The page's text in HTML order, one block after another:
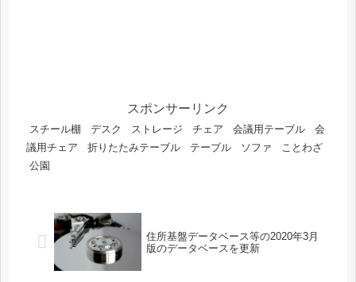
スポンサーリンク
スチール棚 デスク ストレージ チェア 会議用テーブル
会
議用チェア
折りたたみテーブル テーブル ソファ
ことわざ
公園
住所基盤データベース等の2020年3月
版のデータベースを更新